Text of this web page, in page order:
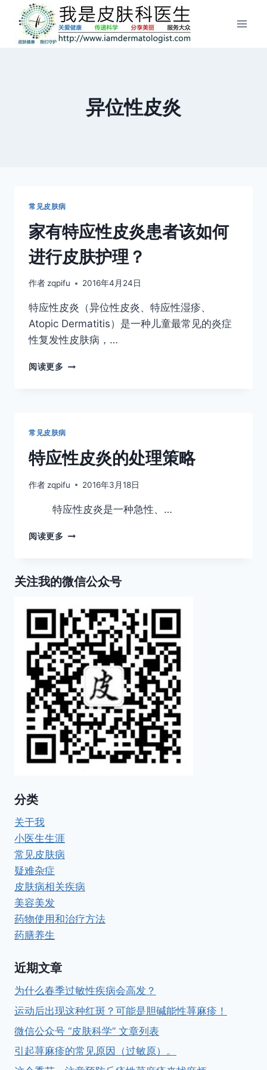
异位性皮炎
常见皮肤病
家有特应性皮炎患者该如何
进行皮肤护理？
作者zqpifu 2016年4月24日
特应性皮炎（异位性皮炎、特应性湿疹、
Atopic Dermatitis）是一种儿童最常见的炎症
性复发性皮肤病，…
阅读更多 家
炎
患
者
如
何
进
皮
理？
常见皮肤病
特应性皮炎的处理策略
作者 zqpifu 2016年3月18日
​特应性皮炎是一种急性、…
阅读更多
炎
处
理
策
略
关注我的微信公众号
分类
关于我
小医生生涯
常见皮肤病
疑难杂症
皮肤病相关疾病
美容美发
药物使用和治疗方法
药膳养生
近期文章
为什么春季过敏性疾病会高发？
运动后出现这种红斑？可能是胆碱能性荨麻疹！
微信公众号 “皮肤科学” 文章列表
引起荨麻疹的常见原因（过敏原）。